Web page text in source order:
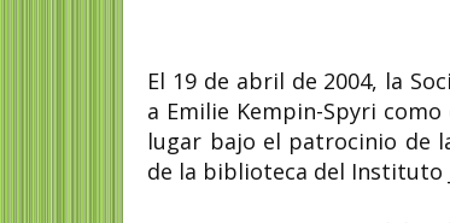
El 19 de abril de 2004, la
a Emilie Kempin-Spyri
lugar bajo el patrocinio de
de la biblioteca del Instituto